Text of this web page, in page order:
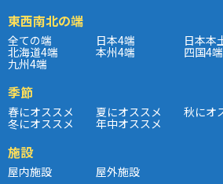
東西南北の端
全ての端 日本4端 日本本
北海道4端 本州4端 四国4端
九州4端
季節
春にオススメ 夏にオススメ 秋にオ
冬にオススメ 年中オススメ
施設
屋内施設 屋外施設